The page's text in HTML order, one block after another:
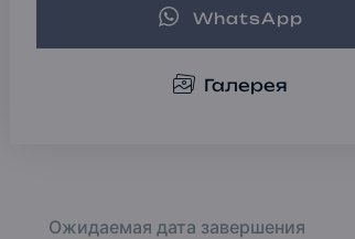
WhatsApp
Галерея
Ожидаемая дата завершения